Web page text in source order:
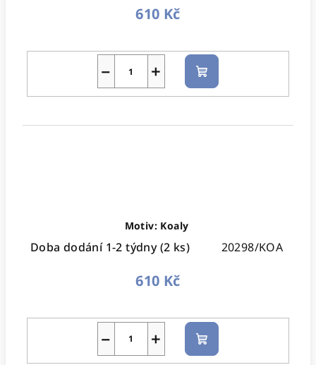
610 Kč
+
− Do
košíku
Motiv: Koaly
Doba dodání 1-2 týdny(2 ks) 20298/KOA
610 Kč
+
− Do
košíku